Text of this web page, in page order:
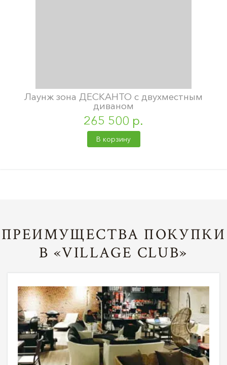
Лаунж зона ДЕСКАНТО с двухместным
диваном
265 500 р.
В корзину
ПРЕИМУЩЕСТВА ПОКУПКИ
В «VILLAGE CLUB»